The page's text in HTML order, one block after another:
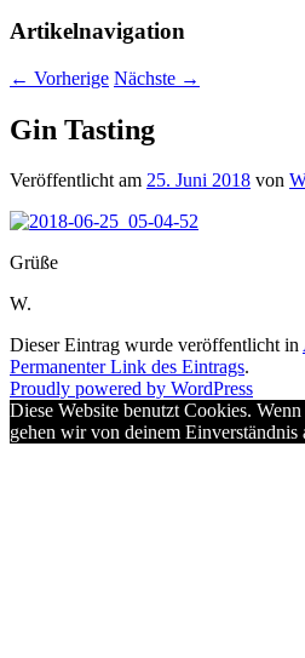
Artikelnavigation
← Vorherige Nächste →
Gin Tasting
Veröffentlicht am 25. Juni 2018 von
Grüße
W.
Dieser Eintrag wurde veröffentlicht in
Permanenter Link des Eintrags.
Proudly powered by WordPress
Diese Website benutzt Cookies.
gehen wir von deinem Einverständnis